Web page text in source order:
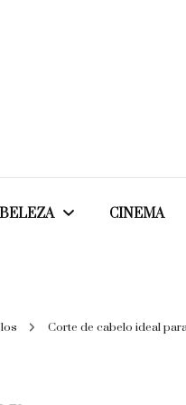
BELEZA CINEMA
Corte de cabelo ideal